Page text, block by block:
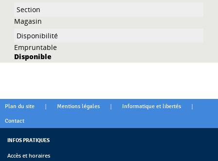
Magasin
Empruntable
Disponible
Plan du site | Mentions légales | Informatique et libertés |
Contact
INFOS PRATIQUES
Accès et horaires